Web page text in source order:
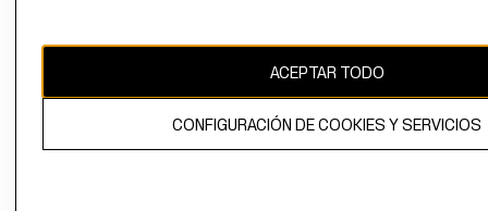
El contenido de esta página web está protegido por copyright y es
ACEPTAR TODO
CONFIGURACIÓN DE COOKIES Y SERVICIOS